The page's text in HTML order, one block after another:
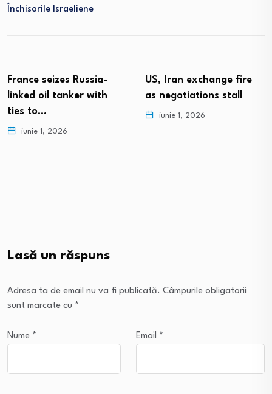
Închisorile Israeliene
France seizes Russia-
linked oil tanker with
ties to…
iunie 1, 2026
US, Iran exchange fire
as negotiations stall
iunie 1, 2026
Lasă un răspuns
Adresa ta de email nu va fi publicată. Câmpurile obligatorii
sunt marcate cu *
Nume * Email *